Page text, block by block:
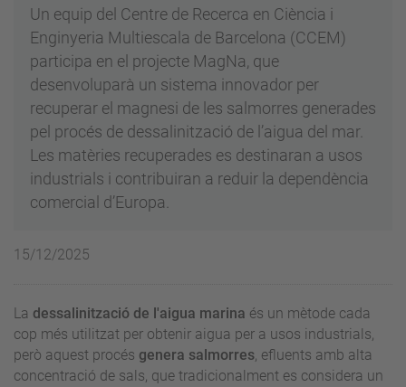
Un equip del Centre de Recerca en Ciència i
Enginyeria Multiescala de Barcelona (CCEM)
participa en el projecte MagNa, que
desenvoluparà un sistema innovador per
recuperar el magnesi de les salmorres generades
pel procés de dessalinització de l’aigua del mar.
Les matèries recuperades es destinaran a usos
industrials i contribuiran a reduir la dependència
comercial d’Europa.
15/12/2025
La dessalinització de l'aigua marina és un mètode cada
cop més utilitzat per obtenir aigua per a usos industrials,
però aquest procés genera salmorres, efluents amb alta
concentració de sals, que tradicionalment es considera un